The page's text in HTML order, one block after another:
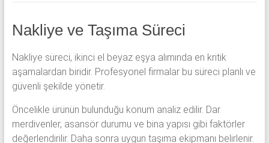
Nakliye ve Taşıma Süreci
Nakliye süreci, ikinci el beyaz eşya alımında en kritik
aşamalardan biridir. Profesyonel firmalar bu süreci planlı ve
güvenli şekilde yönetir.
Öncelikle ürünün bulunduğu konum analiz edilir. Dar
merdivenler, asansör durumu ve bina yapısı gibi faktörler
değerlendirilir. Daha sonra uygun taşıma ekipmanı belirlenir.